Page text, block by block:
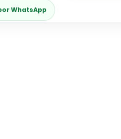
WhatsApp